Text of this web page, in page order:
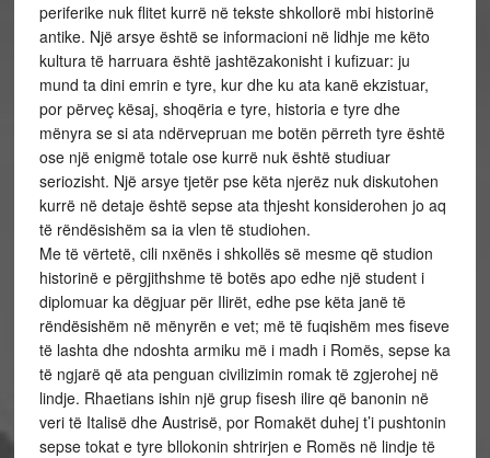
periferike nuk flitet kurrë në tekste shkollorë mbi historinë
antike. Një arsye është se informacioni në lidhje me këto
kultura të harruara është jashtëzakonisht i kufizuar: ju
mund ta dini emrin e tyre, kur dhe ku ata kanë ekzistuar,
por përveç kësaj, shoqëria e tyre, historia e tyre dhe
mënyra se si ata ndërvepruan me botën përreth tyre është
ose një enigmë totale ose kurrë nuk është studiuar
seriozisht. Një arsye tjetër pse këta njerëz nuk diskutohen
kurrë në detaje është sepse ata thjesht konsiderohen jo aq
të rëndësishëm sa ia vlen të studiohen.
Me të vërtetë, cili nxënës i shkollës së mesme që studion
historinë e përgjithshme të botës apo edhe një student i
diplomuar ka dëgjuar për Ilirët, edhe pse këta janë të
rëndësishëm në mënyrën e vet; më të fuqishëm mes fiseve
të lashta dhe ndoshta armiku më i madh i Romës, sepse ka
të ngjarë që ata penguan civilizimin romak të zgjerohej në
lindje. Rhaetians ishin një grup fisesh ilire që banonin në
veri të Italisë dhe Austrisë, por Romakët duhej t’i pushtonin
sepse tokat e tyre bllokonin shtrirjen e Romës në lindje të